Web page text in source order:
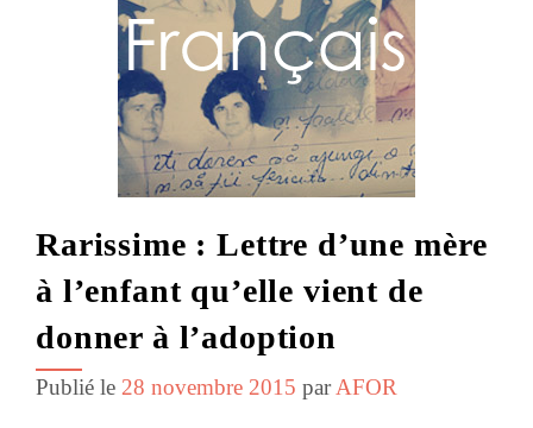
Rarissime : Lettre d’une mère
à l’enfant qu’elle vient de
donner à l’adoption
Publié le 28 novembre 2015 parAFOR